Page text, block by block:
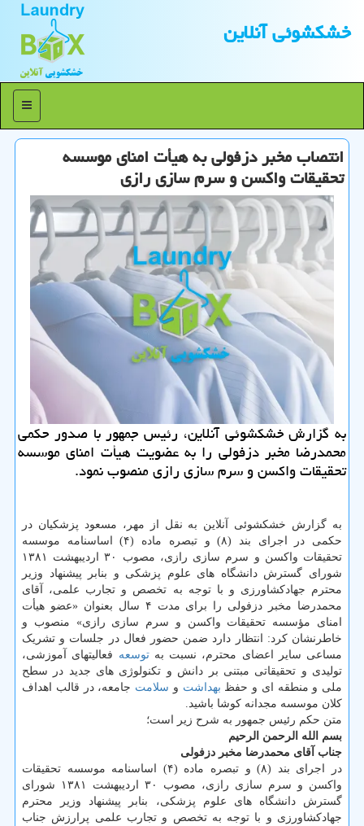
خشكشوئی آنلاین
منو
انتصاب مخبر دزفولی به هیأت امنای موسسه
تحقیقات واکسن و سرم سازی رازی
به گزارش خشکشوئی آنلاین، رئیس جمهور با صدور حکمی
محمدرضا مخبر دزفولی را به عضویت هیأت امنای موسسه
تحقیقات واکسن و سرم سازی رازی منصوب نمود.
به گزارش خشکشوئی آنلاین به نقل از مهر، مسعود پزشکیان در
حکمی در اجرای بند (۸) و تبصره ماده (۴) اساسنامه موسسه
تحقیقات واکسن و سرم سازی رازی، مصوب ۳۰ اردیبهشت ۱۳۸۱
شورای گسترش دانشگاه های علوم پزشکی و بنابر پیشنهاد وزیر
محترم جهادکشاورزی و با توجه به تخصص و تجارب علمی، آقای
محمدرضا مخبر دزفولی را برای مدت ۴ سال بعنوان «عضو هیأت
امنای مؤسسه تحقیقات واکسن و سرم سازی رازی» منصوب و
خاطرنشان کرد: انتظار دارد ضمن حضور فعال در جلسات و تشریک
مساعی سایر اعضای محترم، نسبت بهتوسعه فعالیتهای آموزشی،
تولیدی و تحقیقاتی مبتنی بر دانش و تکنولوژی های جدید در سطح
ملی و منطقه ای و حفظ بهداشت و سلامت جامعه، در قالب اهداف
کلان موسسه مجدانه کوشا باشید.
متن حکم رئیس جمهور به شرح زیر است؛
بسم الله الرحمن الرحیم
جناب آقای محمدرضا مخبر دزفولی
در اجرای بند (۸) و تبصره ماده (۴) اساسنامه موسسه تحقیقات
واکسن و سرم سازی رازی، مصوب ۳۰ اردیبهشت ۱۳۸۱ شورای
گسترش دانشگاه های علوم پزشکی، بنابر پیشنهاد وزیر محترم
جهادکشاورزی و با توجه به تخصص و تجارب علمی پرارزش جناب